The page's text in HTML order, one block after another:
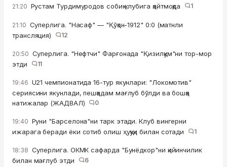
21:20 Рустам Турдимуродов собиқ клубига қайтмоқда 1
21:10 Суперлига. "Насаф" — "Қўқон-1912" 0:0 (матнли
трансляция)
12
20:50 Суперлига. "Нефтчи" Фарғонада "Қизилқум"ни тор-мор
этди
11
19:46 U21 чемпионатида 16-тур якунлари: "Локомотив"
сериясини якунлади, пешқадам мағлуб бўлди ва бошқа
натижалар (ЖАДВАЛ)
0
19:40 Руни "Барселона"ни тарк этади. Клуб вингерни
ижарага беради ёки сотиб олиш ҳуқуқи билан сотади
1
18:38 Суперлига. ОКМК сафарда "Бунёдкор"ни қийинчилик
билан мағлуб этди
6